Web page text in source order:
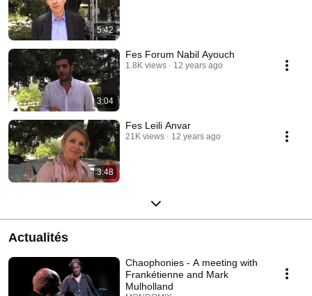
5:42
3:04
Fes Forum Nabil Ayouch
1.8K views 12 years ago
3:48
Fes Leili Anvar
21K views 12 years ago
Actualités
Chaophonies - A meeting with
Frankétienne and Mark
Mulholland